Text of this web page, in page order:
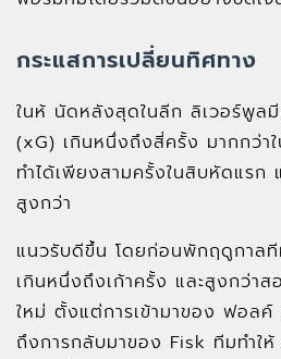
กระแสการเปลี่ยนทิศทาง
ในห้ นัดหลังสุดในลีก ลิเวอร์พูล
(xG) เกินหนึ่งถึงสี่ครั้ง มากกว่า
ทำได้เพียงสามครั้งในสิบหัดแรก
สูงกว่า
แนวรับดีขึ้น โดยก่อนพักฤดูกาล
เกินหนึ่งถึงเก้าครั้ง และสูงกว่า
ใหม่ ตั้งแต่การเข้ามาของ ฟอลค์
ถึงการกลับมาของ Fisk ทีมทำใ